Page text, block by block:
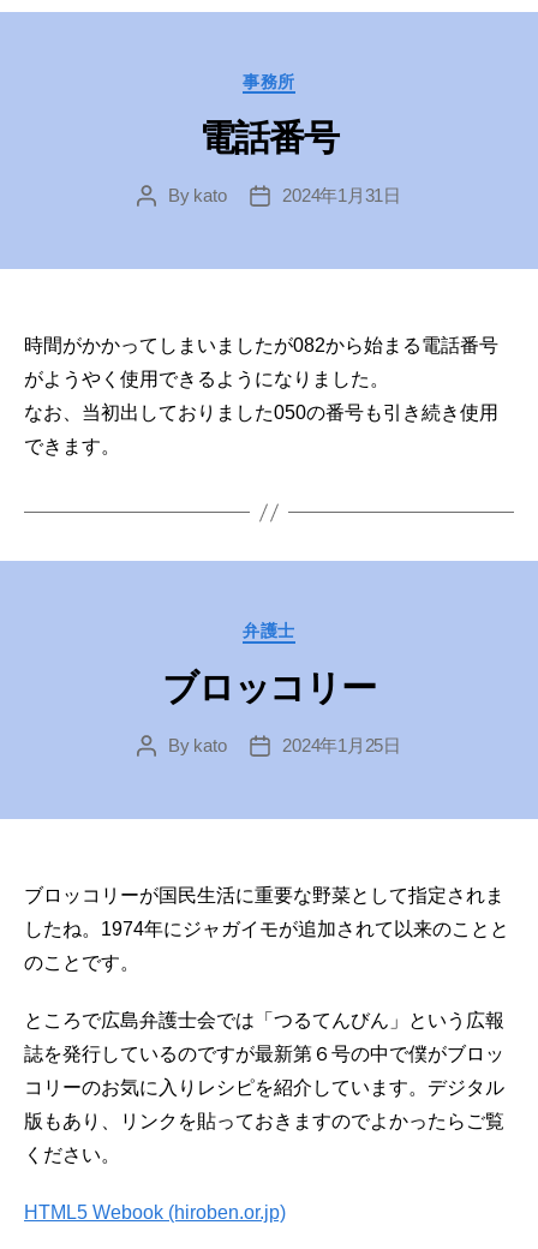
Categories
事務所
電話番号
PostBy kato
Post2024年1月31日
時間がかかってしまいましたが082から始まる電話番号
がようやく使用できるようになりました。
なお、当初出しておりました050の番号も引き続き使用
できます。
Categories
弁護士
ブロッコリー
PostBy kato
Post2024年1月25日
ブロッコリーが国民生活に重要な野菜として指定されま
したね。1974年にジャガイモが追加されて以来のことと
のことです。
ところで広島弁護士会では「つるてんびん」という広報
誌を発行しているのですが最新第６号の中で僕がブロッ
コリーのお気に入りレシピを紹介しています。デジタル
版もあり、リンクを貼っておきますのでよかったらご覧
ください。
HTML5 Webook (hiroben.or.jp)